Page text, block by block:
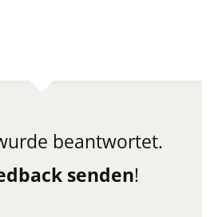
beantwortet.
senden!